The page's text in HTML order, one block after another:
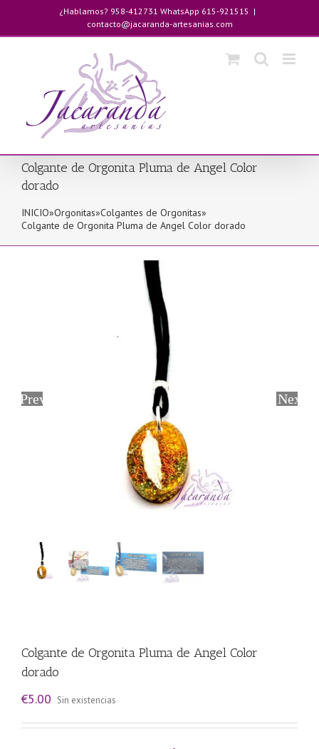
contenido
¿Hablamos? 958-412731 WhatsApp 615-921515 |
contacto@jacaranda-artesanias.com
Colgante de Orgonita Pluma de Angel Color
dorado
INICIO»Orgonitas»Colgantes de Orgonitas»
Colgante de Orgonita Pluma de Angel Color dorado
Previous Next
Colgante de Orgonita Pluma de Angel Color
dorado
€5.00 Sin existencias